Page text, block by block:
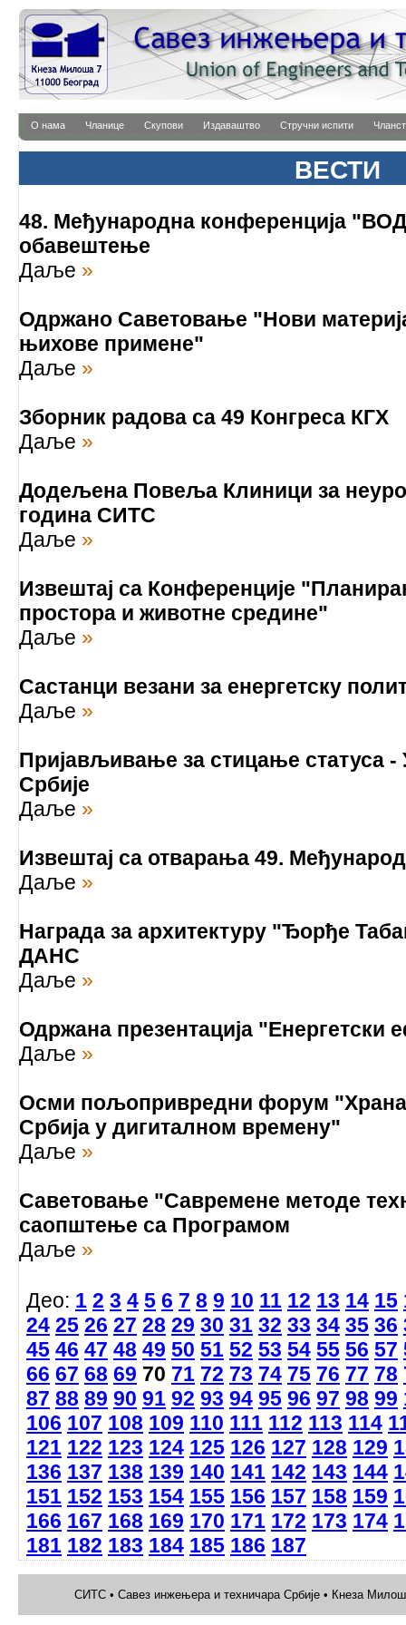
О нама Чланице Скупови Издаваштво Стручни испити
ВЕСТИ
48. Међународна конференција
обавештење
Даље »
Одржано Саветовање "Нови
њихове примене"
Даље »
Зборник радова са 49 Конгреса КГХ
Даље »
Додељена Повеља Клиници за
година СИТС
Даље »
Извештај са Конференције
простора и животне средине"
Даље »
Састанци везани за енергетску
Даље »
Пријављивање за стицање статуса -
Србије
Даље »
Извештај са отварања 49.
Даље »
Награда за архитектуру "Ђорђе
ДАНС
Даље »
Одржана презентација "Енергетски
Даље »
Осми пољопривредни форум "Храна
Србија у дигиталном времену"
Даље »
Саветовање "Савремене методе
саопштење са Програмом
Даље »
Део: 1 2 3 4 5 6 7 8 9 10 11 12 13 14 15
24 25 26 27 28 29 30 31 32 33 34 35 36
45 46 47 48 49 50 51 52 53 54 55 56 57
66 67 68 69 70 71 72 73 74 75 76 77 78
87 88 89 90 91 92 93 94 95 96 97 98 99
106 107 108 109 110 111 112 113 114
121 122 123 124 125 126 127 128 129
136 137 138 139 140 141 142 143 144
151 152 153 154 155 156 157 158 159
166 167 168 169 170 171 172 173 174
181 182 183 184 185 186 187
СИТС • Савез инжењера и техничара Србије • Кнеза